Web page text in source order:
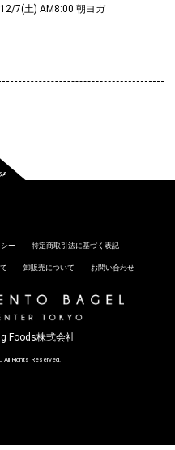
12/7(土) AM8:00 朝ヨガ
ー 特定商取引法に基づく表記
卸販売について お問い合わせ
Foods株式会社
All Rights Reserved.